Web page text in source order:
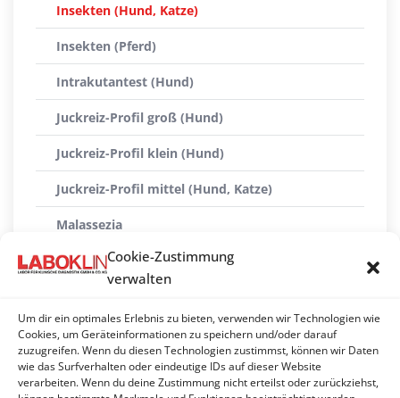
Cookie-Zustimmung
verwalten
Um dir ein optimales Erlebnis zu bieten, verwenden wir Technologien wie
Cookies, um Geräteinformationen zu speichern und/oder darauf
zuzugreifen. Wenn du diesen Technologien zustimmst, können wir Daten
wie das Surfverhalten oder eindeutige IDs auf dieser Website
verarbeiten. Wenn du deine Zustimmung nicht erteilst oder zurückziehst,
Insekten (Hund, Katze)
Insekten (Pferd)
Intrakutantest (Hund)
Juckreiz-Profil groß (Hund)
Juckreiz-Profil klein (Hund)
Juckreiz-Profil mittel (Hund, Katze)
Malassezia
Mediterranes Panel
PAX complete (Umweltallergene + Futtermittel)
PAX complete (Umweltallergene)